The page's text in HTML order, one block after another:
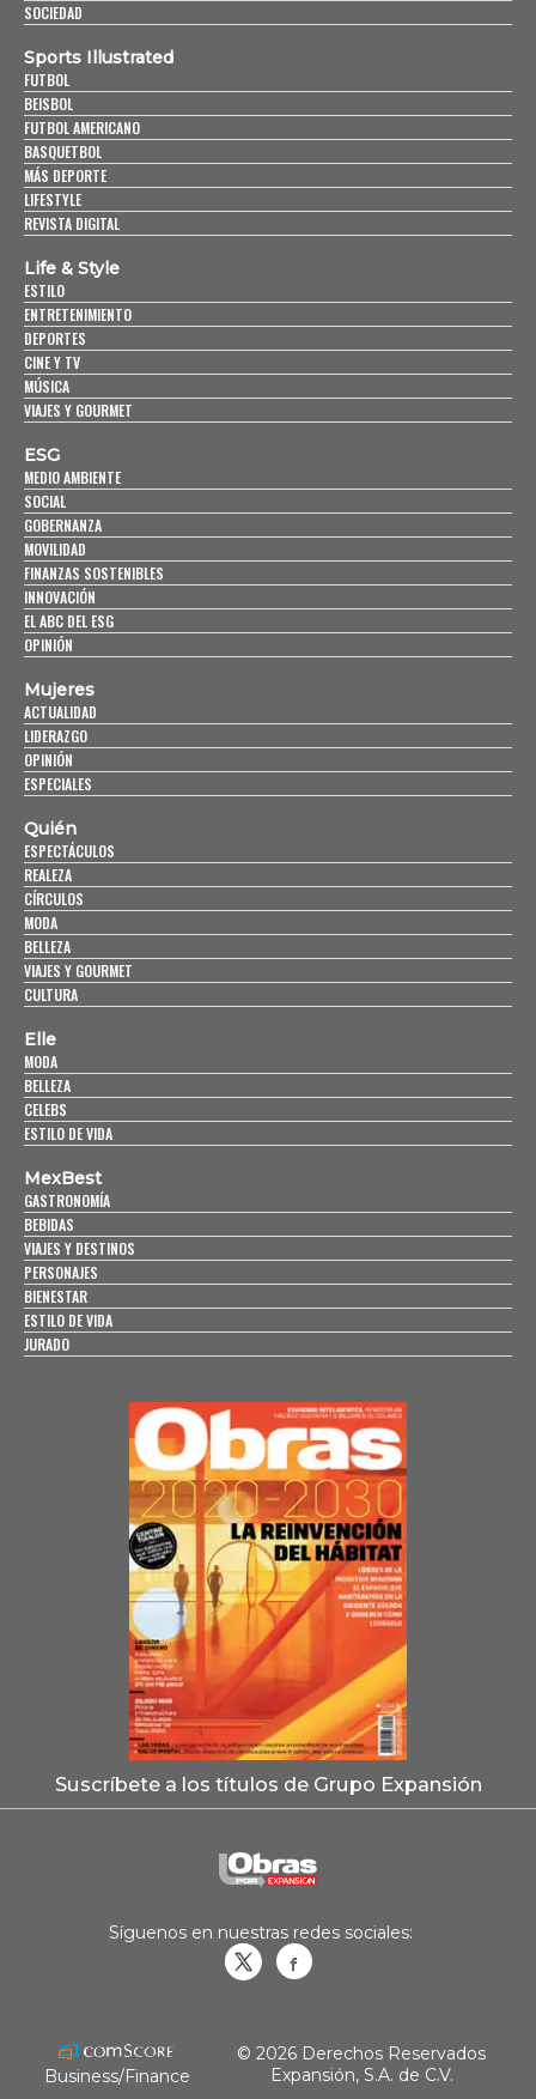
SOCIEDAD
Sports Illustrated
FUTBOL
BEISBOL
FUTBOL AMERICANO
BASQUETBOL
MÁS DEPORTE
LIFESTYLE
REVISTA DIGITAL
Life & Style
ESTILO
ENTRETENIMIENTO
DEPORTES
CINE Y TV
MÚSICA
VIAJES Y GOURMET
ESG
MEDIO AMBIENTE
SOCIAL
GOBERNANZA
MOVILIDAD
FINANZAS SOSTENIBLES
INNOVACIÓN
EL ABC DEL ESG
OPINIÓN
Mujeres
ACTUALIDAD
LIDERAZGO
OPINIÓN
ESPECIALES
Quién
ESPECTÁCULOS
REALEZA
CÍRCULOS
MODA
BELLEZA
VIAJES Y GOURMET
CULTURA
Elle
MODA
BELLEZA
CELEBS
ESTILO DE VIDA
MexBest
GASTRONOMÍA
BEBIDAS
VIAJES Y DESTINOS
PERSONAJES
BIENESTAR
ESTILO DE VIDA
JURADO
Suscríbete a los títulos de Grupo Expansión
Síguenos en nuestras redes sociales:
Business/Finance
© 2026 Derechos Reservados
Expansión, S.A. de C.V.